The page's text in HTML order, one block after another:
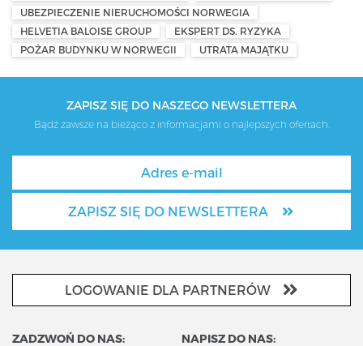
UBEZPIECZENIE NIERUCHOMOŚCI NORWEGIA
HELVETIA BALOISE GROUP
EKSPERT DS. RYZYKA
POŻAR BUDYNKU W NORWEGII
UTRATA MAJĄTKU
ZAPISZ SIĘ DO NASZEGO NEWSLETTERA
Bądź zawsze na bieżąco z informacjami o najlepszych ofertach.
ZAPISZ SIĘ DO NEWSLETTERA
LOGOWANIE DLA PARTNERÓW
ZADZWOŃ DO NAS:
NAPISZ DO NAS: